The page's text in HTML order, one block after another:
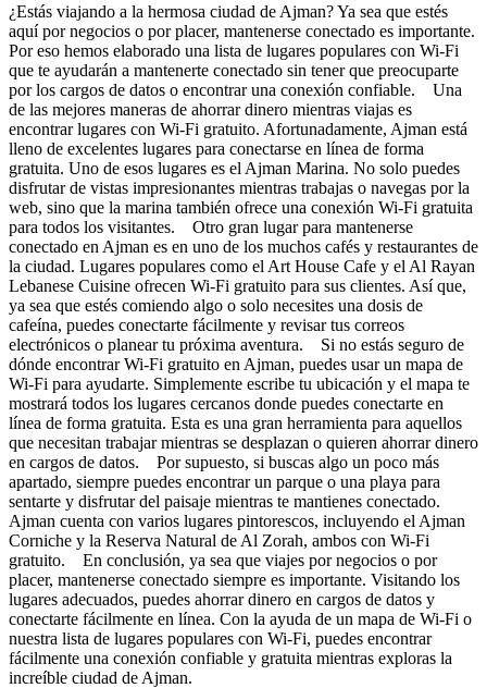
¿Estás viajando a la hermosa ciudad de Ajman? Ya sea que estés
aquí por negocios o por placer, mantenerse conectado es importante.
Por eso hemos elaborado una lista de lugares populares con Wi-Fi
que te ayudarán a mantenerte conectado sin tener que preocuparte
por los cargos de datos o encontrar una conexión confiable. Una
de las mejores maneras de ahorrar dinero mientras viajas es
encontrar lugares con Wi-Fi gratuito. Afortunadamente, Ajman está
lleno de excelentes lugares para conectarse en línea de forma
gratuita. Uno de esos lugares es el Ajman Marina. No solo puedes
disfrutar de vistas impresionantes mientras trabajas o navegas por la
web, sino que la marina también ofrece una conexión Wi-Fi gratuita
para todos los visitantes. Otro gran lugar para mantenerse
conectado en Ajman es en uno de los muchos cafés y restaurantes de
la ciudad. Lugares populares como el Art House Cafe y el Al Rayan
Lebanese Cuisine ofrecen Wi-Fi gratuito para sus clientes. Así que,
ya sea que estés comiendo algo o solo necesites una dosis de
cafeína, puedes conectarte fácilmente y revisar tus correos
electrónicos o planear tu próxima aventura. Si no estás seguro de
dónde encontrar Wi-Fi gratuito en Ajman, puedes usar un mapa de
Wi-Fi para ayudarte. Simplemente escribe tu ubicación y el mapa te
mostrará todos los lugares cercanos donde puedes conectarte en
línea de forma gratuita. Esta es una gran herramienta para aquellos
que necesitan trabajar mientras se desplazan o quieren ahorrar dinero
en cargos de datos. Por supuesto, si buscas algo un poco más
apartado, siempre puedes encontrar un parque o una playa para
sentarte y disfrutar del paisaje mientras te mantienes conectado.
Ajman cuenta con varios lugares pintorescos, incluyendo el Ajman
Corniche y la Reserva Natural de Al Zorah, ambos con Wi-Fi
gratuito. En conclusión, ya sea que viajes por negocios o por
placer, mantenerse conectado siempre es importante. Visitando los
lugares adecuados, puedes ahorrar dinero en cargos de datos y
conectarte fácilmente en línea. Con la ayuda de un mapa de Wi-Fi o
nuestra lista de lugares populares con Wi-Fi, puedes encontrar
fácilmente una conexión confiable y gratuita mientras exploras la
increíble ciudad de Ajman.